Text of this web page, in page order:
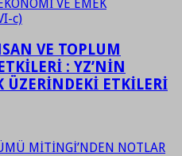
VE TOPLUM
: YZ’NİN
ÜZERİNDEKİ ETKİLERİ